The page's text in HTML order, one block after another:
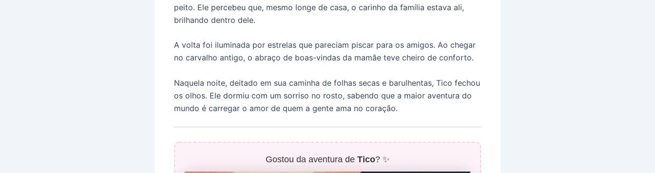
peito. Ele percebeu que, mesmo longe de casa, o carinho da família estava ali,
brilhando dentro dele.
A volta foi iluminada por estrelas que pareciam piscar para os amigos. Ao chegar
no carvalho antigo, o abraço de boas-vindas da mamãe teve cheiro de conforto.
Naquela noite, deitado em sua caminha de folhas secas e barulhentas, Tico fechou
os olhos. Ele dormiu com um sorriso no rosto, sabendo que a maior aventura do
mundo é carregar o amor de quem a gente ama no coração.
Gostou da aventura de Tico? ✨